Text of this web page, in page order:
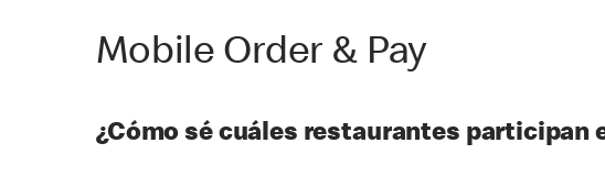
Mobile Order & Pay
¿Cómo sé cuáles restaurantes participan